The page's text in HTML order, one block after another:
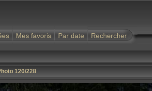
Mes favoris Par date Rechercher
120/228